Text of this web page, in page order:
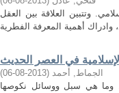
وتتبين العلاقة بين العقل
وادراك أهمية المعرفة الفطرية
في العصر الحديث
الجماط, أحمد (
2013-08-06
)
وما هي سبل ووسائل نكوصها